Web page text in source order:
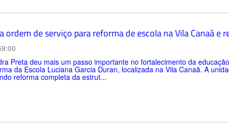
ordem de serviço para reforma de escola na Vila Canaã e
Preta deu mais um passo importante no fortalecimento da
da Escola Luciana Garcia Duran, localizada na Vila Canaã. A
reforma completa da estrut...